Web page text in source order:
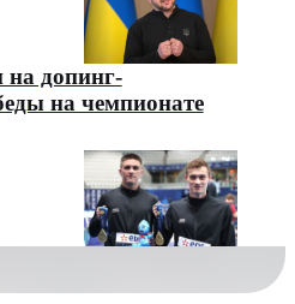
на допинг-
на чемпионате